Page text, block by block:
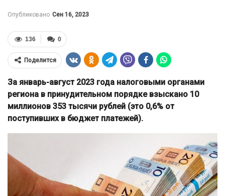
Опубликовано Сен 16, 2023
0
136
Поделится
За январь-август 2023 года налоговыми органами
региона в принудительном порядке взыскано 10
миллионов 353 тысячи рублей (это 0,6% от
поступивших в бюджет платежей).